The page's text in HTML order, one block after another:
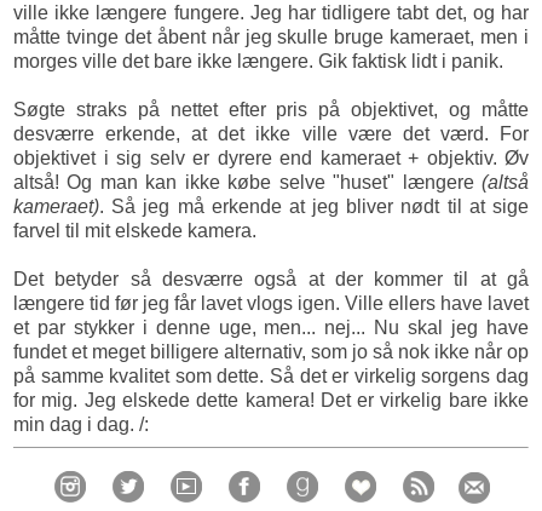
ville ikke længere fungere. Jeg har tidligere tabt det, og har
måtte tvinge det åbent når jeg skulle bruge kameraet, men i
morges ville det bare ikke længere. Gik faktisk lidt i panik.
Søgte straks på nettet efter pris på objektivet, og måtte
desværre erkende, at det ikke ville være det værd. For
objektivet i sig selv er dyrere end kameraet + objektiv. Øv
altså! Og man kan ikke købe selve "huset" længere (altså
kameraet). Så jeg må erkende at jeg bliver nødt til at sige
farvel til mit elskede kamera.
Det betyder så desværre også at der kommer til at gå
længere tid før jeg får lavet vlogs igen. Ville ellers have lavet
et par stykker i denne uge, men... nej... Nu skal jeg have
fundet et meget billigere alternativ, som jo så nok ikke når op
på samme kvalitet som dette. Så det er virkelig sorgens dag
for mig. Jeg elskede dette kamera! Det er virkelig bare ikke
min dag i dag. /: